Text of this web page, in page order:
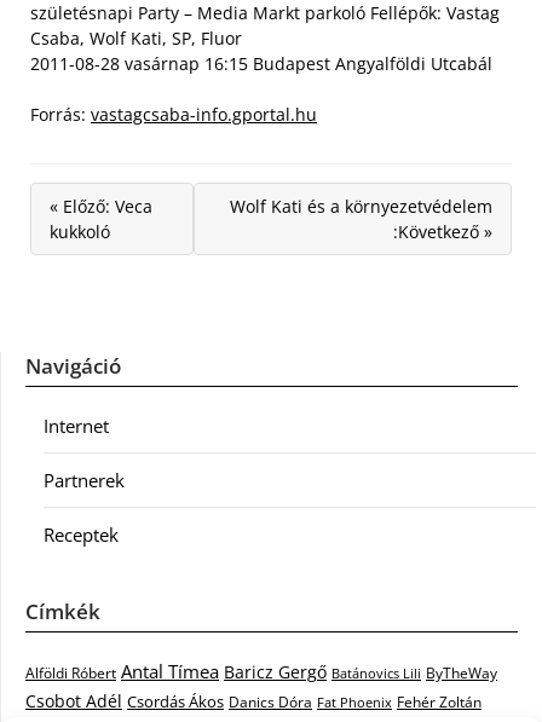
születésnapi Party – Media Markt parkoló Fellépők: Vastag
Csaba, Wolf Kati, SP, Fluor
2011-08-28 vasárnap 16:15 Budapest Angyalföldi Utcabál
Forrás: vastagcsaba-info.gportal.hu
« Előző: Veca
kukkoló
Wolf Kati és a környezetvédelem
:Következő »
Navigáció
Internet
Partnerek
Receptek
Címkék
Alföldi Róbert Antal Tímea Baricz Gergő Batánovics Lili ByTheWay
Csobot Adél Csordás Ákos Danics Dóra Fat Phoenix Fehér Zoltán